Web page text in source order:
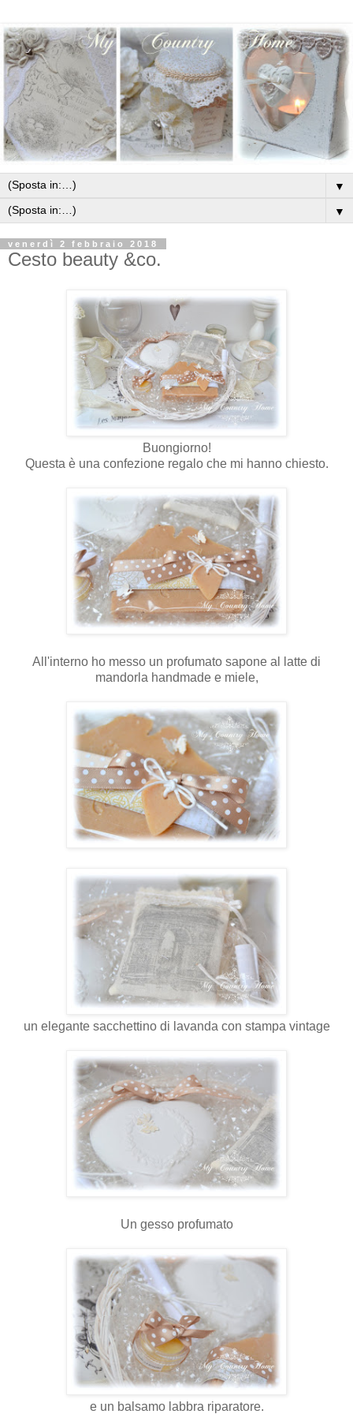
▼
▼
venerdì 2 febbraio 2018
Cesto beauty &co.
Buongiorno!
Questa è una confezione regalo che mi hanno chiesto.
All'interno ho messo un profumato sapone al latte di
mandorla handmade e miele,
un elegante sacchettino di lavanda con stampa vintage
Un gesso profumato
e un balsamo labbra riparatore.